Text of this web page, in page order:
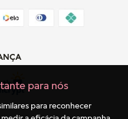
para nós
para reconhecer